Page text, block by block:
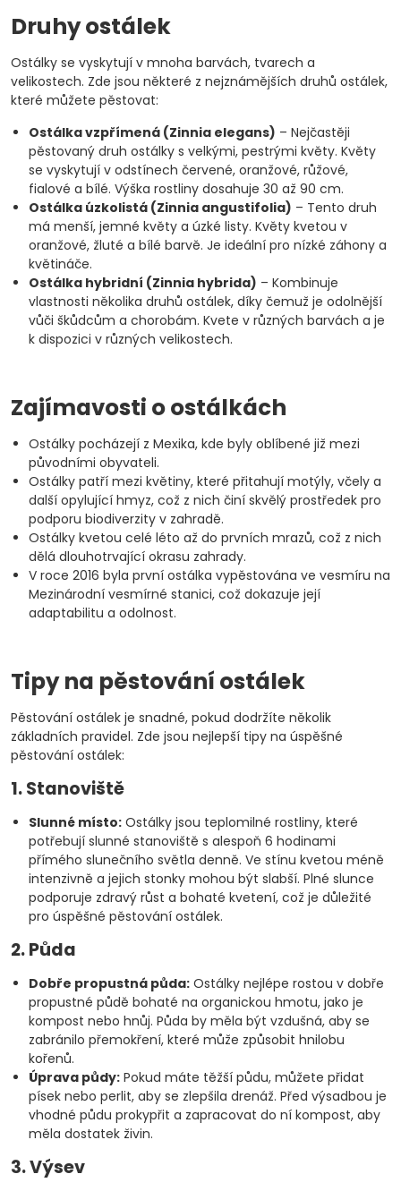
Druhy ostálek
Ostálky se vyskytují v mnoha barvách, tvarech a
velikostech. Zde jsou některé z nejznámějších druhů ostálek,
které můžete pěstovat:
Ostálka vzpřímená (Zinnia elegans) – Nejčastěji
pěstovaný druh ostálky s velkými, pestrými květy. Květy
se vyskytují v odstínech červené, oranžové, růžové,
fialové a bílé. Výška rostliny dosahuje 30 až 90 cm.
Ostálka úzkolistá (Zinnia angustifolia) – Tento druh
má menší, jemné květy a úzké listy. Květy kvetou v
oranžové, žluté a bílé barvě. Je ideální pro nízké záhony a
květináče.
Ostálka hybridní (Zinnia hybrida) – Kombinuje
vlastnosti několika druhů ostálek, díky čemuž je odolnější
vůči škůdcům a chorobám. Kvete v různých barvách a je
k dispozici v různých velikostech.
Zajímavosti o ostálkách
Ostálky pocházejí z Mexika, kde byly oblíbené již mezi
původními obyvateli.
Ostálky patří mezi květiny, které přitahují motýly, včely a
další opylující hmyz, což z nich činí skvělý prostředek pro
podporu biodiverzity v zahradě.
Ostálky kvetou celé léto až do prvních mrazů, což z nich
dělá dlouhotrvající okrasu zahrady.
V roce 2016 byla první ostálka vypěstována ve vesmíru na
Mezinárodní vesmírné stanici, což dokazuje její
adaptabilitu a odolnost.
Tipy na pěstování ostálek
Pěstování ostálek je snadné, pokud dodržíte několik
základních pravidel. Zde jsou nejlepší tipy na úspěšné
pěstování ostálek:
1. Stanoviště
Slunné místo: Ostálky jsou teplomilné rostliny, které
potřebují slunné stanoviště s alespoň 6 hodinami
přímého slunečního světla denně. Ve stínu kvetou méně
intenzivně a jejich stonky mohou být slabší. Plné slunce
podporuje zdravý růst a bohaté kvetení, což je důležité
pro úspěšné pěstování ostálek.
2. Půda
Dobře propustná půda: Ostálky nejlépe rostou v dobře
propustné půdě bohaté na organickou hmotu, jako je
kompost nebo hnůj. Půda by měla být vzdušná, aby se
zabránilo přemokření, které může způsobit hnilobu
kořenů.
Úprava půdy: Pokud máte těžší půdu, můžete přidat
písek nebo perlit, aby se zlepšila drenáž. Před výsadbou je
vhodné půdu prokypřit a zapracovat do ní kompost, aby
měla dostatek živin.
3. Výsev